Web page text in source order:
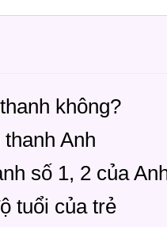
không?
Anh
số 1, 2 của
tuổi của trẻ